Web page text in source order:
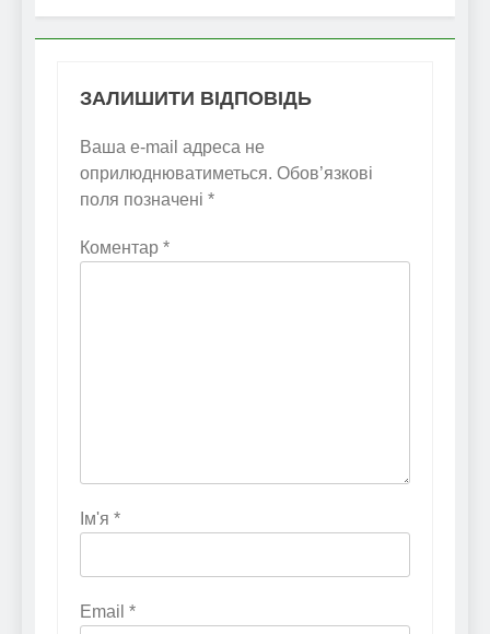
ЗАЛИШИТИ ВІДПОВІДЬ
Ваша e-mail адреса не
оприлюднюватиметься. Обов’язкові
поля позначені *
Коментар *
Ім'я *
Email *